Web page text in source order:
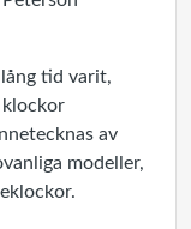
tid varit,
av
modeller,